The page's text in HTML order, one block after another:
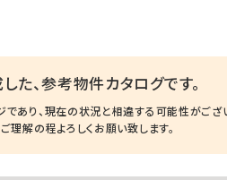
、参考物件カタログです。
あり、現在の状況と相違する可能性がござ
解の程よろしくお願い致します。